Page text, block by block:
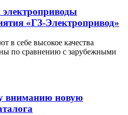
«ГЗ-Электропривод»
в себе высокое качества
по сравнению с зарубежными
вниманию новую